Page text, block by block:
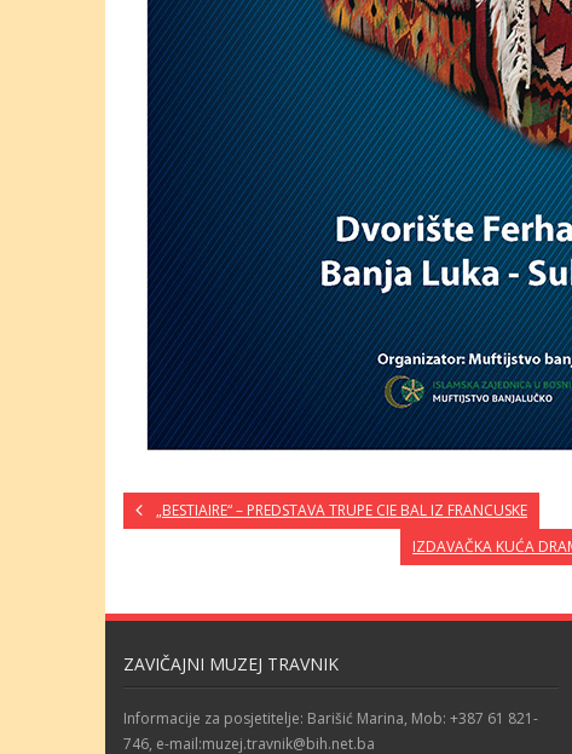
„BESTIAIRE“ – PREDSTAVA TRUPE CIE BAL IZ FRANCUSKE
IZDAVAČKA KUĆA
ZAVIČAJNI MUZEJ TRAVNIK
Informacije za posjetitelje: Barišić Marina, Mob: +387 61 821-
746, e-mail:muzej.travnik@bih.net.ba